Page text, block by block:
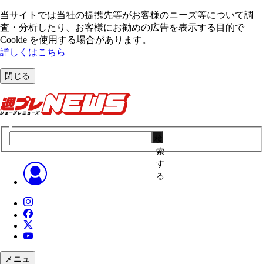
当サイトでは当社の提携先等がお客様のニーズ等について調
査・分析したり、お客様にお勧めの広告を表⽰する⽬的で
Cookie を使⽤する場合があります。
詳しくはこちら
閉じる
索
す
る
メニュ